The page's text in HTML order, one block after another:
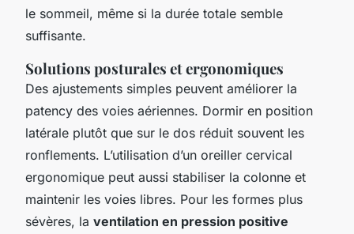
le sommeil, même si la durée totale semble
suffisante.
Solutions posturales et ergonomiques
Des ajustements simples peuvent améliorer la
patency des voies aériennes. Dormir en position
latérale plutôt que sur le dos réduit souvent les
ronflements. L’utilisation d’un oreiller cervical
ergonomique peut aussi stabiliser la colonne et
maintenir les voies libres. Pour les formes plus
sévères, la ventilation en pression positive